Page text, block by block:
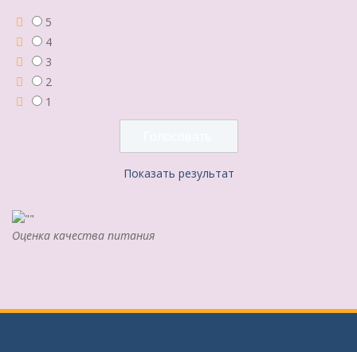
5
4
3
2
1
Показать результат
Оценка качества питания